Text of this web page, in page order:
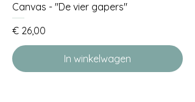
Canvas - "De vier gapers"
Prijs
€ 26,00
In winkelwagen